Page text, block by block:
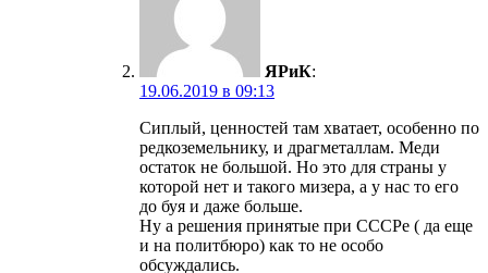
ЯРиК:
19.06.2019 в 09:13
Сиплый, ценностей там хватает, особенно по
редкоземельнику, и драгметаллам. Меди
остаток не большой. Но это для страны у
которой нет и такого мизера, а у нас то его
до буя и даже больше.
Ну а решения принятые при СССРе ( да еще
и на политбюро) как то не особо
обсуждались.